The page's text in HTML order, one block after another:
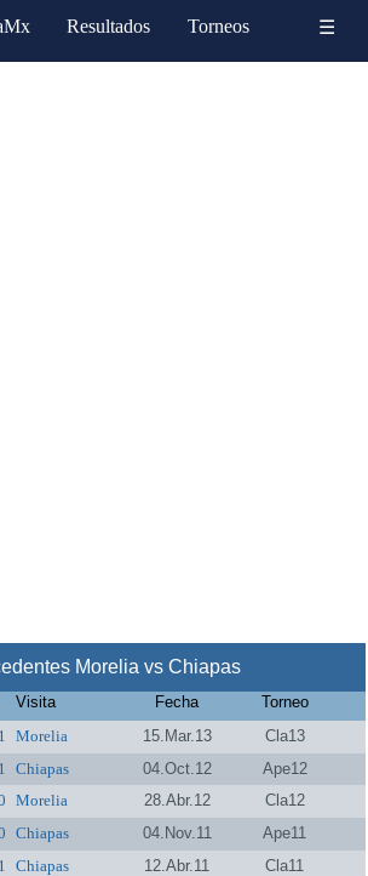
Resultados Torneos ☰
Morelia vs Chiapas
Visita Fecha
Torneo
Morelia 15.Mar.13
Cla13
Chiapas 04.Oct.12
Ape12
Morelia 28.Abr.12
Cla12
Chiapas 04.Nov.11
Ape11
Chiapas 12.Abr.11
Cla11